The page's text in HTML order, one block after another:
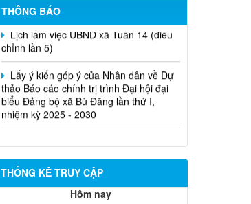
THÔNG BÁO
Lịch làm việc UBND xã Tuần 14 (điều
chỉnh lần 5)
Lấy ý kiến góp ý của Nhân dân về Dự
thảo Báo cáo chính trị trình Đại hội đại
biểu Đảng bộ xã Bù Đăng lần thứ I,
nhiệm kỳ 2025 - 2030
THỐNG KÊ TRUY CẬP
Hôm nay